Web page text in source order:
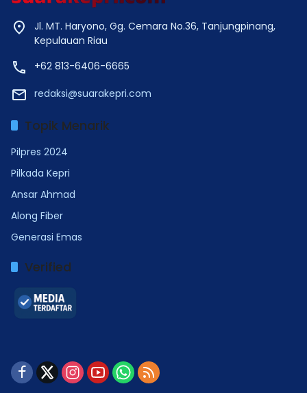
Jl. MT. Haryono, Gg. Cemara No.36, Tanjungpinang,
Kepulauan Riau
+62 813-6406-6665
redaksi@suarakepri.com
Topik Menarik
Pilpres 2024
Pilkada Kepri
Ansar Ahmad
Along Fiber
Generasi Emas
Verified